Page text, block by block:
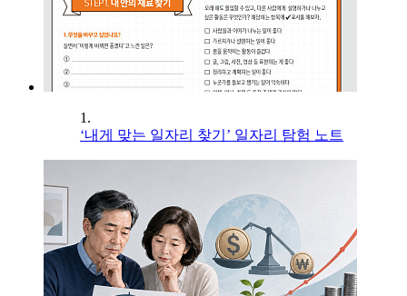
1.
‘내게 맞는 일자리 찾기’ 일자리 탐험 노트